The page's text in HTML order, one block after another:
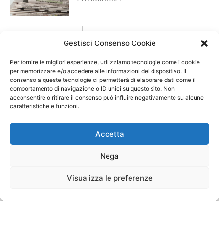
Gestisci Consenso Cookie
Per fornire le migliori esperienze, utilizziamo tecnologie come i cookie
per memorizzare e/o accedere alle informazioni del dispositivo. Il
consenso a queste tecnologie ci permetterà di elaborare dati come il
comportamento di navigazione o ID unici su questo sito. Non
acconsentire o ritirare il consenso può influire negativamente su alcune
caratteristiche e funzioni.
Accetta
Nega
Visualizza le preferenze